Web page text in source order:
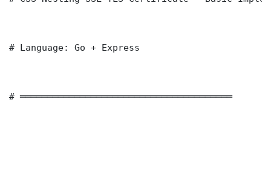
# Language: Go + Express
# ═══════════════════════════════════════